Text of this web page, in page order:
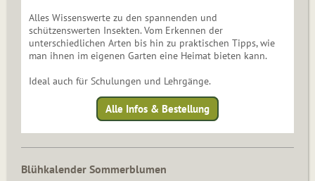
Alles Wissenswerte zu den spannenden und
schützenswerten Insekten. Vom Erkennen der
unterschiedlichen Arten bis hin zu praktischen Tipps, wie
man ihnen im eigenen Garten eine Heimat bieten kann.
Ideal auch für Schulungen und Lehrgänge.
Alle Infos & Bestellung
Blühkalender Sommerblumen